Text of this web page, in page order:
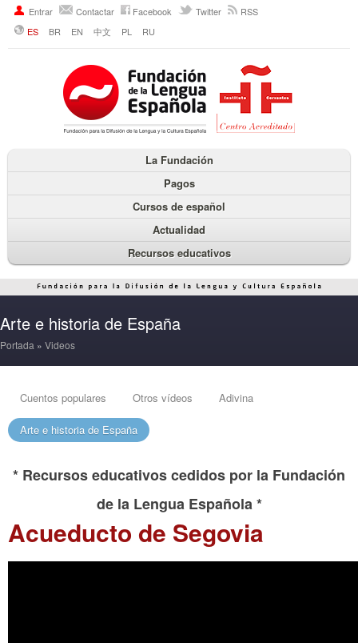
Entrar Contactar Facebook Twitter
RSS
ES
BR EN 中文 PL RU
La Fundación
Pagos
Cursos de español
Actualidad
Recursos educativos
Arte e historia de España
Portada » Videos
Cuentos populares Otros vídeos Adivina
Arte e historia de España
* Recursos educativos cedidos por la Fundación
de la Lengua Española *
Acueducto de Segovia